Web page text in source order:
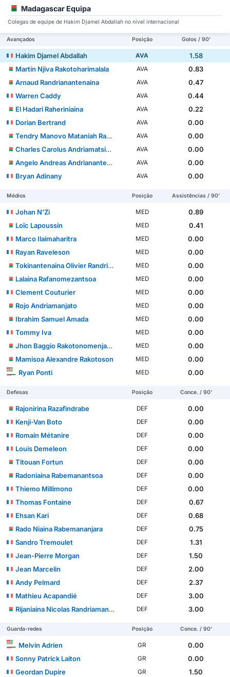
Madagascar Equipa
Colegas de equipe de Hakim Djamel Abdallah no nível internacional
Avançados Posição Golos / 90'
Hakim Djamel Abdallah AVA
1.58
Martin Njiva Rakotoharimalala
AVA
0.83
Arnaud Randrianantenaina
AVA
0.47
Warren Caddy
AVA
0.44
El Hadari Raheriniaina
AVA
0.22
Dorian Bertrand
AVA
0.00
Tendry Manovo Mataniah Randrianarijaona
AVA
0.00
Charles Carolus Andriamatsinoro
AVA
0.00
Angelo Andreas Andrianantenaina
AVA
0.00
Bryan Adinany
AVA 0.00
Médios Posição Assistências / 90'
Johan N'Zi MED
0.89
Loïc Lapoussin
MED
0.41
Marco Ilaimaharitra
MED
0.00
Rayan Raveleson
MED
0.00
Tokinantenaina Olivier Randriatsiferana
MED
0.00
Lalaina Rafanomezantsoa
MED
0.00
Clement Couturier
MED
0.00
Rojo Andriamanjato
MED
0.00
Ibrahim Samuel Amada
MED
0.00
Tommy Iva
MED
0.00
Jhon Baggio Rakotonomenjanahary
MED
0.00
Mamisoa Alexandre Rakotoson
MED
0.00
Ryan Ponti
MED 0.00
Defesas Posição Conce. / 90'
Rajonirina Razafindrabe DEF
0.00
Kenji-Van Boto
DEF
0.00
Romain Métanire
DEF
0.00
Louis Demeleon
DEF
0.00
Titouan Fortun
DEF
0.00
Radoniaina Rabemanantsoa
DEF
0.00
Thiemo Millimono
DEF
0.00
Thomas Fontaine
DEF
0.67
Ehsan Kari
DEF
0.68
Rado Niaina Rabemananjara
DEF
0.75
Sandro Tremoulet
DEF
1.31
Jean-Pierre Morgan
DEF
1.50
Jean Marcelin
DEF
2.00
Andy Pelmard
DEF
2.37
Mathieu Acapandié
DEF
3.00
Rijaniaina Nicolas Randriamanampisoa
DEF 3.00
Guarda-redes Posição Conce. / 90'
Melvin Adrien GR
0.00
Sonny Patrick Laiton
GR
0.00
Geordan Dupire
GR 1.50